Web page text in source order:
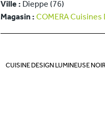
Ville : Dieppe (76)
Magasin : COMERA Cuisines
CUISINE DESIGN LUMINEUSE